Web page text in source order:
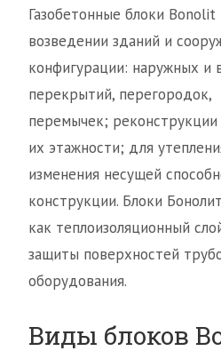
Газобетонные блоки
возведении зданий и
конфигурации: наружных и
перекрытий, перегородок,
перемычек;
их этажности; для
изменения несущей
конструкции. Блоки
как теплоизоляционный
защиты поверхностей
оборудования.
Виды блоков